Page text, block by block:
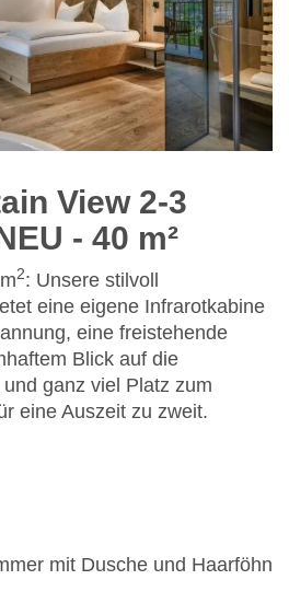
View 2-3
- 40 m²
2: Unsere stilvoll
eine eigene Infrarotkabine
eine freistehende
Blick auf die
ganz viel Platz zum
eine Auszeit zu zweit.
mit Dusche und Haarföhn